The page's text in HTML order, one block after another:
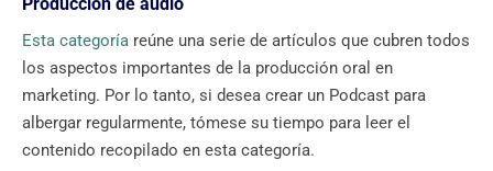
Esta categoría reúne una serie de artículos que cubren todos
los aspectos importantes de la producción oral en
marketing. Por lo tanto, si desea crear un Podcast para
albergar regularmente, tómese su tiempo para leer el
contenido recopilado en esta categoría.